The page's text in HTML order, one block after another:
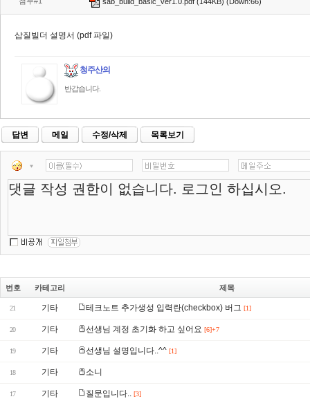
삽질빌더 설명서 (pdf 파일)
청주산의
반갑습니다.
답변 메일 수정/삭제 목록보기
번호 카테고리 제목
21 기타 테크노트 추가생성 입력란(checkbox) 버그 [1]
20 기타 선생님 계정 초기화 하고 싶어요 [6]+7
19 기타 선생님 설명입니다..^^ [1]
18 기타 소니
17 기타 질문입니다.. [3]